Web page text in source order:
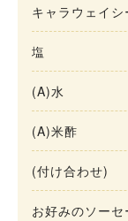
キャラウェイシ
塩
(A)水
(A)米酢
(付け合わせ)
お好みのソー